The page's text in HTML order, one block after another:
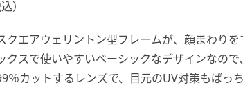
）
クエアウェリントン型フレームが、顔まわり
クスで使いやすいベーシックなデザインなので
％カットするレンズで、目元のUV対策もばっち